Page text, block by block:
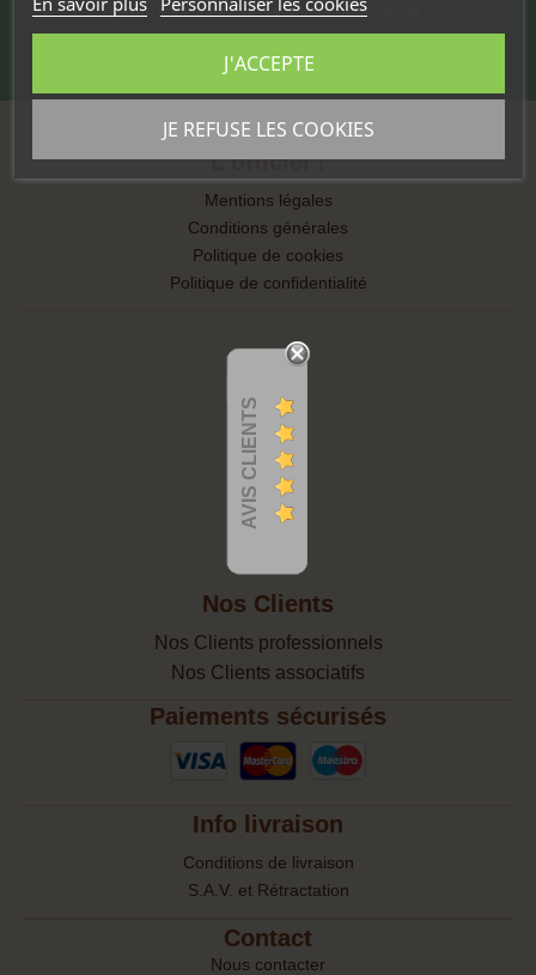
JE REFUSE LES COOKIES
J'ACCEPTE
*offre hors tarifs professionnel et association
L'officiel !
Mentions légales
Conditions générales
Politique de cookies
Politique de confidentialité
AVIS CLIENTS
Nos Clients
Nos Clients professionnels
Nos Clients associatifs
Paiements sécurisés
Info livraison
Conditions de livraison
S.A.V. et Rétractation
Contact
Nous contacter